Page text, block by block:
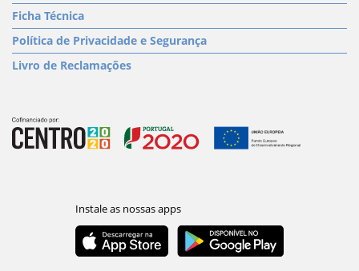
Ficha Técnica
Política de Privacidade e Segurança
Livro de Reclamações